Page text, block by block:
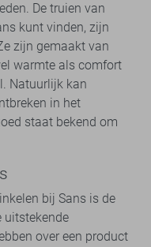
De truien van
kunt vinden, zijn
zijn gemaakt van
warmte als comfort
Natuurlijk kan
in het
staat bekend om
bij Sans is de
uitstekende
over een product